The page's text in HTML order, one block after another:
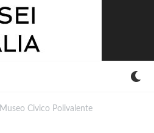
Museo Civico Polivalente